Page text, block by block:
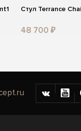
Стул Terrance
48 700 ₽